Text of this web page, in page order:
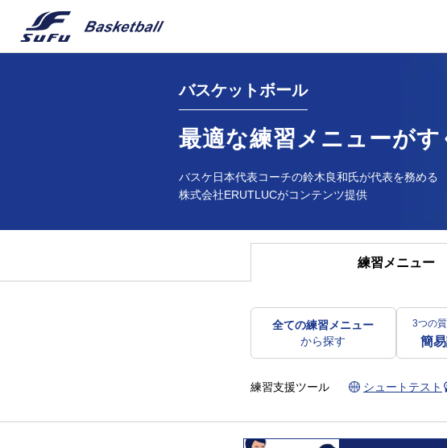
バスケットボール
最適な練習メニューがす
バスケ日本代表コーチの鈴木良和氏が代表を務める
株式会社ERUTLUCがコンテンツ提供
練習メニュー
全ての練習メニュー
から探す
3つの
簡
練習支援ツール シュートテスト